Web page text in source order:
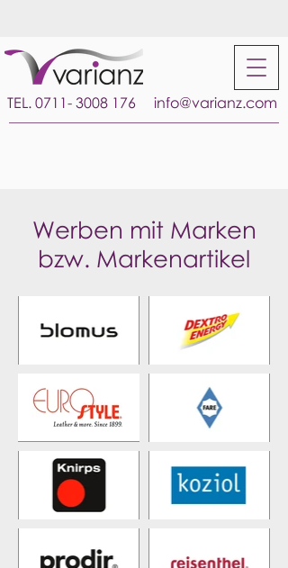
TEL. 0711- 3008 176 info@varianz.com
Werben mit Marken
bzw. Markenartikel